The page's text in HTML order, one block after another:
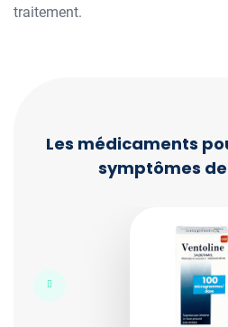
traitement.
Les médicaments
symptômes